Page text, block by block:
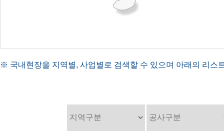
※ 국내현장을 지역별, 사업별로 검색할 수 있으며 아래의 리스